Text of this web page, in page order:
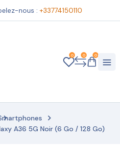
nous : +33774150110
0 0 0
A36 5G Noir (6 Go / 128 Go)